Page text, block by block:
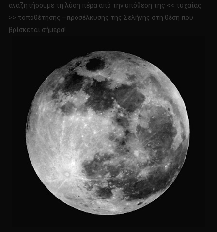
αναζητήσουμε τη λύση πέρα από την υπόθεση της << τυχαίας
>> τοποθέτησης –προσέλκυσης της Σελήνης στη θέση που
βρίσκεται σήμερα!…